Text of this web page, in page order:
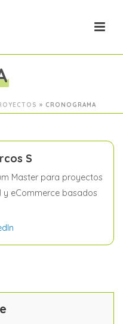
» CRONOGRAMA
S
Master para proyectos
y eCommerce basados